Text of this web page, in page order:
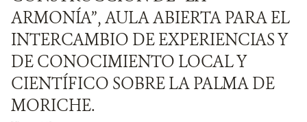
ARMONÍA”, AULA ABIERTA PARA EL
INTERCAMBIO DE EXPERIENCIAS Y
DE CONOCIMIENTO LOCAL Y
CIENTÍFICO SOBRE LA PALMA DE
MORICHE.